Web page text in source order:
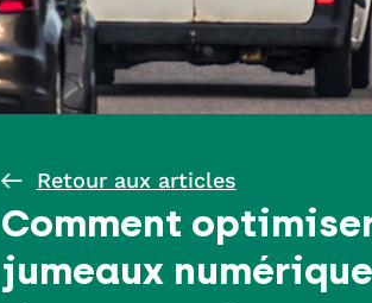
Retour aux articles
Comment
jumeaux